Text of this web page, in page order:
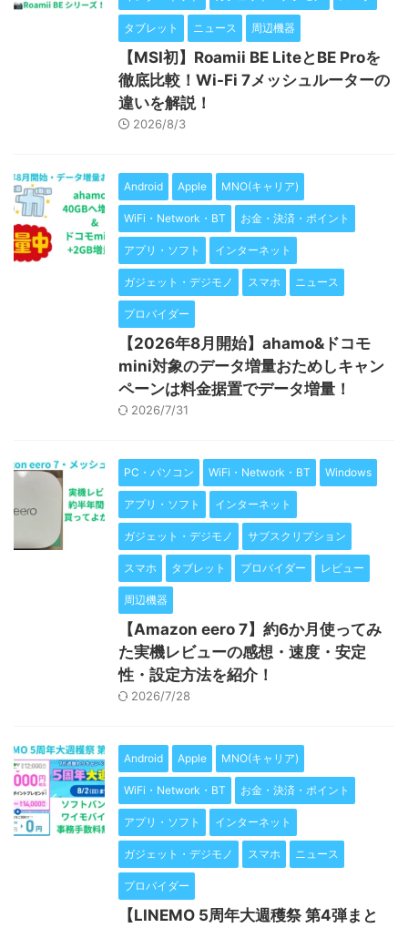
タブレット ニュース 周辺機器
【MSI初】Roamii BE LiteとBE Proを
徹底比較！Wi-Fi 7メッシュルーターの
違いを解説！
2026/8/3
Android Apple MNO(キャリア)
WiFi・Network・BT お金・決済・ポイント
アプリ・ソフト インターネット
ガジェット・デジモノ スマホ ニュース
プロバイダー
【2026年8月開始】ahamo&ドコモ
mini対象のデータ増量おためしキャン
ペーンは料金据置でデータ増量！
2026/7/31
PC・パソコン WiFi・Network・BT Windows
アプリ・ソフト インターネット
ガジェット・デジモノ サブスクリプション
スマホ タブレット プロバイダー レビュー
周辺機器
【Amazon eero 7】約6か月使ってみ
た実機レビューの感想・速度・安定
性・設定方法を紹介！
2026/7/28
Android Apple MNO(キャリア)
WiFi・Network・BT お金・決済・ポイント
アプリ・ソフト インターネット
ガジェット・デジモノ スマホ ニュース
プロバイダー
【LINEMO 5周年大週穫祭 第4弾まと